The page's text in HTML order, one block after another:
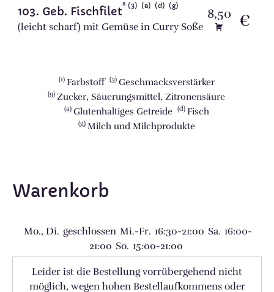
103. Geb. Fischfilet 3 a d g
8,50 €
(leicht scharf) mit Gemüse in Curry Soße
1 Farbstoff 3 Geschmacksverstärker
9 Zucker, Säuerungsmittel, Zitronensäure
a Glutenhaltiges Getreide d Fisch
g Milch und Milchprodukte
Warenkorb
Mo., Di. geschlossen Mi.-Fr. 16:30-21:00 Sa. 16:00-
21:00 So. 15:00-21:00
Leider ist die Bestellung vorrübergehend nicht
möglich, wegen hohen Bestellaufkommens oder